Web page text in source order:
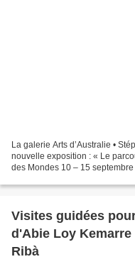
La galerie Arts d’Australie •
nouvelle exposition : « Le
des Mondes 10 – 15
Visites guidées
d'Abie Loy
Ribà